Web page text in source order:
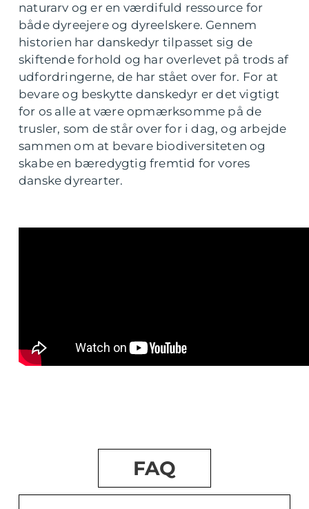
naturarv og er en værdifuld ressource for
både dyreejere og dyreelskere. Gennem
historien har danskedyr tilpasset sig de
skiftende forhold og har overlevet på trods af
udfordringerne, de har stået over for. For at
bevare og beskytte danskedyr er det vigtigt
for os alle at være opmærksomme på de
trusler, som de står over for i dag, og arbejde
sammen om at bevare biodiversiteten og
skabe en bæredygtig fremtid for vores
danske dyrearter.
FAQ